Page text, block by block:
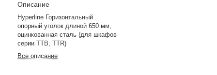
Описание
Hyperline Горизонтальный
опорный уголок длиной 650 мм,
оцинкованная сталь (для шкафов
серии TTB, TTR)
Все описание